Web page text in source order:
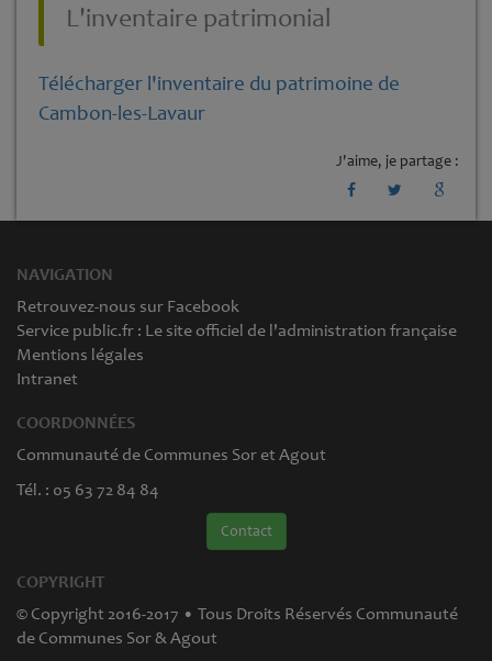
L'inventaire patrimonial
Télécharger l'inventaire du patrimoine de
Cambon-les-Lavaur
J'aime, je partage :
NAVIGATION
Retrouvez-nous sur Facebook
Service public.fr : Le site officiel de l'administration française
Mentions légales
Intranet
COORDONNÉES
Communauté de Communes Sor et Agout
Tél. : 05 63 72 84 84
Contact
COPYRIGHT
© Copyright 2016-2017 • Tous Droits Réservés Communauté
de Communes Sor & Agout